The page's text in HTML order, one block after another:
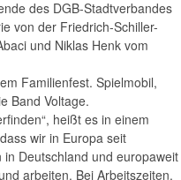
des DGB-Stadtverbandes
von der Friedrich-Schiller-
und Niklas Henk vom
Familienfest. Spielmobil,
Band Voltage.
heißt es in einem
wir in Europa seit
Deutschland und europaweit
arbeiten. Bei Arbeitszeiten,